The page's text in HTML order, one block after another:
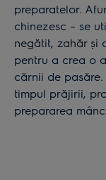
preparatelor.
chinezesc – se
negătit, zahăr și
pentru a crea o
cărnii de
timpul prăjirii,
prepararea